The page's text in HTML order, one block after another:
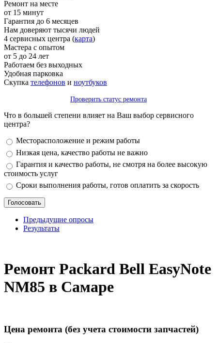
Ремонт на месте
от 15 минут
Гарантия до 6 месяцев
Нам доверяют тысячи людей
4 сервисных центра (карта)
Мастера с опытом
от 5 до 24 лет
Работаем без выходных
Удобная парковка
Скупка телефонов и ноутбуков
Проверить статус ремонта
Что в большей степени влияет на Ваш выбор сервисного
центра?
Варианты
Месторасположение и режим работы
Низкая цена, качество работы не важно
Гарантия и качество работы, не смотря на более высокую
стоимость услуг
Сроки выполнения работы, готов оплатить за скорость
Предыдущие опросы
Результаты
Ремонт Packard Bell EasyNote
NM85 в Самаре
Цена ремонта (без учета стоимости запчастей)